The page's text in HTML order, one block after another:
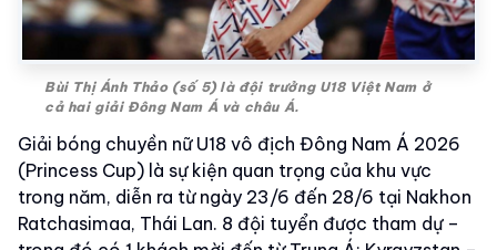
Bùi Thị Ánh Thảo (số 5) là đội trưởng U18 Việt Nam ở
cả hai giải Đông Nam Á và châu Á.
Giải bóng chuyền nữ U18 vô địch Đông Nam Á 2026
(Princess Cup) là sự kiện quan trọng của khu vực
trong năm, diễn ra từ ngày 23/6 đến 28/6 tại Nakhon
Ratchasimaa, Thái Lan. 8 đội tuyển được tham dự –